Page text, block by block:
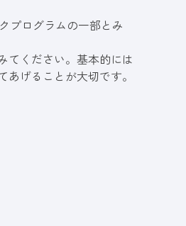
プログラムの一部とみ
てください。基本的には
げることが大切です。